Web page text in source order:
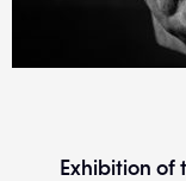
25
Exhibition of